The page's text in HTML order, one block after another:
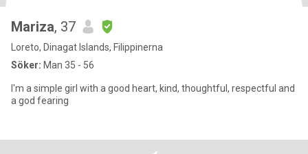
Mariza, 37
Loreto, Dinagat Islands, Filippinerna
Söker: Man 35 - 56
I'm a simple girl with a good heart, kind, thoughtful, respectful and
a god fearing